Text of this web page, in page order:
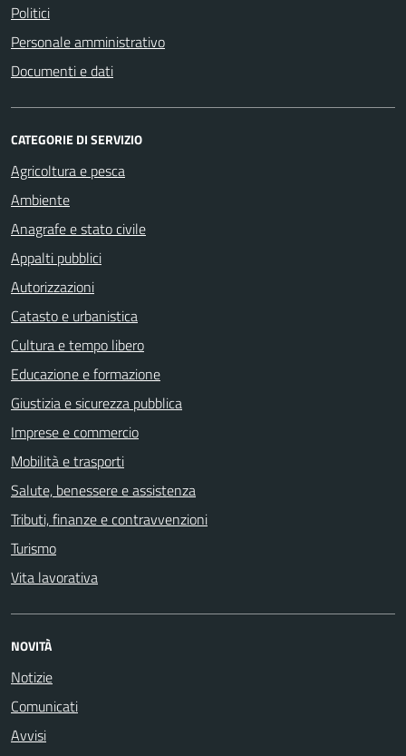
Politici
Personale amministrativo
Documenti e dati
CATEGORIE DI SERVIZIO
Agricoltura e pesca
Ambiente
Anagrafe e stato civile
Appalti pubblici
Autorizzazioni
Catasto e urbanistica
Cultura e tempo libero
Educazione e formazione
Giustizia e sicurezza pubblica
Imprese e commercio
Mobilità e trasporti
Salute, benessere e assistenza
Tributi, finanze e contravvenzioni
Turismo
Vita lavorativa
NOVITÀ
Notizie
Comunicati
Avvisi